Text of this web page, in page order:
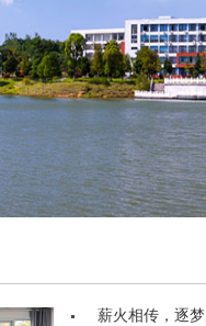
薪火相传，逐